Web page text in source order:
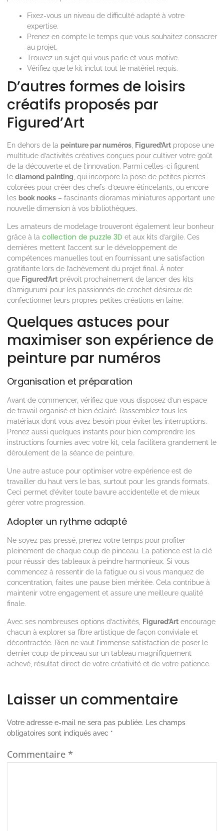
Fixez-vous un niveau de difficulté adapté à votre
expertise.
Prenez en compte le temps que vous souhaitez consacrer
au projet.
Trouvez un sujet qui vous parle et vous motive.
Vérifiez que le kit inclut tout le matériel requis.
D’autres formes de loisirs
créatifs proposés par
Figured’Art
En dehors de la peinture par numéros, Figured’Art propose une
multitude d’activités créatives conçues pour cultiver votre goût
de la découverte et de l’innovation. Parmi celles-ci figurent
le diamond painting, qui incorpore la pose de petites pierres
colorées pour créer des chefs-d’œuvre étincelants, ou encore
les book nooks – fascinants dioramas miniatures apportant une
nouvelle dimension à vos bibliothèques.
Les amateurs de modelage trouveront également leur bonheur
grâce à la collection de puzzle 3D et aux kits d’argile. Ces
dernières mettent l’accent sur le développement de
compétences manuelles tout en fournissant une satisfaction
gratifiante lors de l’achèvement du projet final. À noter
que Figured’Art prévoit prochainement de lancer des kits
d’amigurumi pour les passionnés de crochet désireux de
confectionner leurs propres petites créations en laine.
Quelques astuces pour
maximiser son expérience de
peinture par numéros
Organisation et préparation
Avant de commencer, vérifiez que vous disposez d’un espace
de travail organisé et bien éclairé. Rassemblez tous les
matériaux dont vous avez besoin pour éviter les interruptions.
Prenez aussi quelques instants pour bien comprendre les
instructions fournies avec votre kit, cela facilitera grandement le
déroulement de la séance de peinture.
Une autre astuce pour optimiser votre expérience est de
travailler du haut vers le bas, surtout pour les grands formats.
Ceci permet d’éviter toute bavure accidentelle et de mieux
gérer votre progression.
Adopter un rythme adapté
Ne soyez pas pressé, prenez votre temps pour profiter
pleinement de chaque coup de pinceau. La patience est la clé
pour réussir des tableaux à peindre harmonieux. Si vous
commencez à ressentir de la fatigue ou si vous manquez de
concentration, faites une pause bien méritée. Cela contribue à
maintenir votre engagement et assure une meilleure qualité
finale.
Avec ses nombreuses options d’activités, Figured’Art encourage
chacun à explorer sa fibre artistique de façon conviviale et
décontractée. Rien ne vaut l’immense satisfaction de poser le
dernier coup de pinceau sur un tableau magnifiquement
achevé, résultat direct de votre créativité et de votre patience.
Laisser un commentaire
Votre adresse e-mail ne sera pas publiée. Les champs
obligatoires sont indiqués avec *
Commentaire *